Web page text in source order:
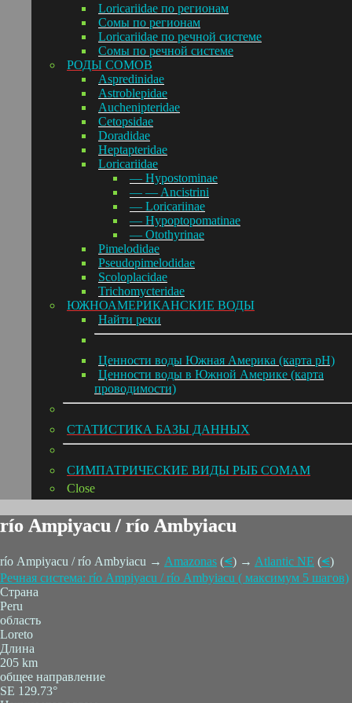
Loricariidae по регионам
Сомы по регионам
Loricariidae по речной системе
Сомы по речной системе
РОДЫ СОМОВ
Aspredinidae
Astroblepidae
Auchenipteridae
Cetopsidae
Doradidae
Heptapteridae
Loricariidae
— Hypostominae
— — Ancistrini
— Loricariinae
— Hypoptopomatinae
— Otothyrinae
Pimelodidae
Pseudopimelodidae
Scoloplacidae
Trichomycteridae
ЮЖНОАМЕРИКАНСКИЕ ВОДЫ
Hайти реки
Ценности воды Южная Америка (карта pH)
Ценности воды в Южной Америке (карта
проводимости)
СТАТИСТИКА БАЗЫ ДАННЫХ
СИМПАТРИЧЕСКИЕ ВИДЫ РЫБ СОМАМ
Close
río Ampiyacu / río Ambyiacu
río Ampiyacu / río Ambyiacu → Amazonas (⪪) → Atlantic NE (⪪)
Речная система: río Ampiyacu / río Ambyiacu ( максимум 5 шагов)
Страна
Peru
область
Loreto
Длина
205 km
общее направление
SE 129.73°